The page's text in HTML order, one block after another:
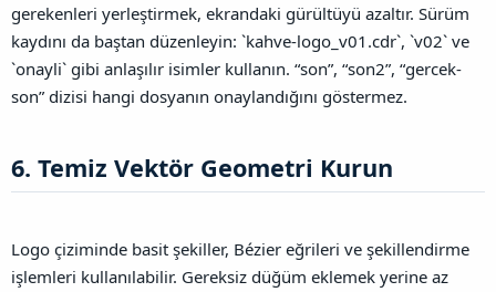
gerekenleri yerleştirmek, ekrandaki gürültüyü azaltır. Sürüm
kaydını da baştan düzenleyin: `kahve-logo_v01.cdr`, `v02` ve
`onayli` gibi anlaşılır isimler kullanın. “son”, “son2”, “gercek-
son” dizisi hangi dosyanın onaylandığını göstermez.
6. Temiz Vektör Geometri Kurun​
Logo çiziminde basit şekiller, Bézier eğrileri ve şekillendirme
işlemleri kullanılabilir. Gereksiz düğüm eklemek yerine az